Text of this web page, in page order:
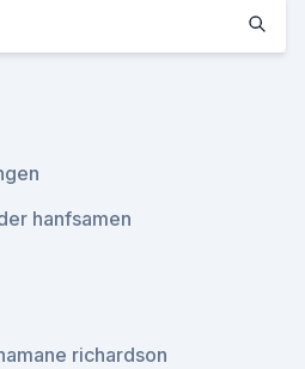
hanfsamen
richardson